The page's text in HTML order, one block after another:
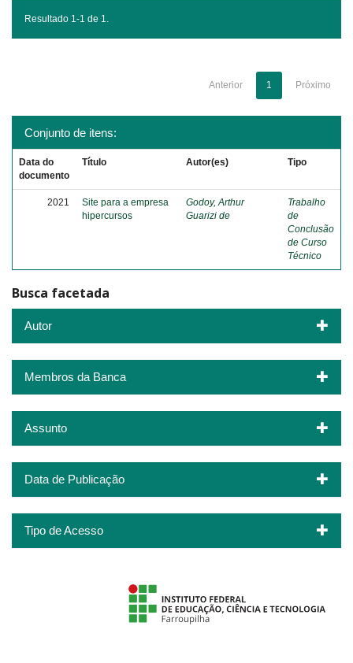
Resultado 1-1 de 1.
Anterior 1 Próximo
Conjunto de itens:
Data do
documento
Título Autor(es) Tipo
2021
Site para a empresa
hipercursos
Godoy, Arthur
Guarizi de
Trabalho
de
Conclusão
de Curso
Técnico
Busca facetada
Autor
Membros da Banca
Assunto
Data de Publicação
Tipo de Acesso